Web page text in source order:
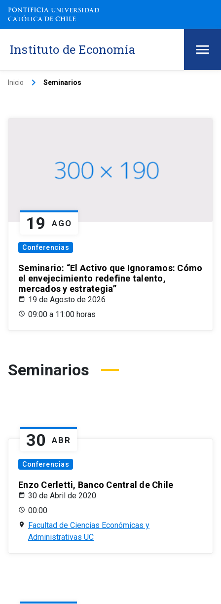
Instituto de Economía
Inicio keyboard_arrow_right Seminarios
19 AGO
Conferencias
Seminario: “El Activo que Ignoramos: Cómo
el envejecimiento redefine talento,
mercados y estrategia”
19 de Agosto de 2026
09:00 a 11:00 horas
Seminarios
30 ABR
Conferencias
Enzo Cerletti, Banco Central de Chile
30 de Abril de 2020
00:00
Facultad de Ciencias Económicas y
Administrativas UC